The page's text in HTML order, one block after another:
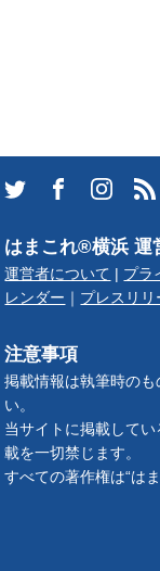
はまこれ®横浜 運
運営者について | プラ
レンダー ｜ プレスリ
注意事項
掲載情報は執筆時の
い。
当サイトに掲載して
載を一切禁じます。
すべての著作権は“は